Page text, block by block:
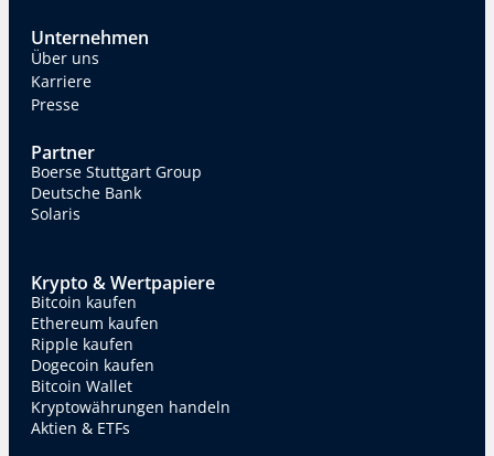
Unternehmen
Über uns
Karriere
Presse
Partner
Boerse Stuttgart Group
Deutsche Bank
Solaris
Krypto & Wertpapiere
Bitcoin kaufen
Ethereum kaufen
Ripple kaufen
Dogecoin kaufen
Bitcoin Wallet
Kryptowährungen handeln
Aktien & ETFs